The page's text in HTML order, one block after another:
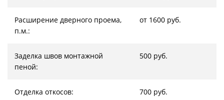
Расширение дверного проема,
п.м.:
от 1600 руб.
Заделка швов монтажной
пеной:
500 руб.
Отделка откосов: 700 руб.